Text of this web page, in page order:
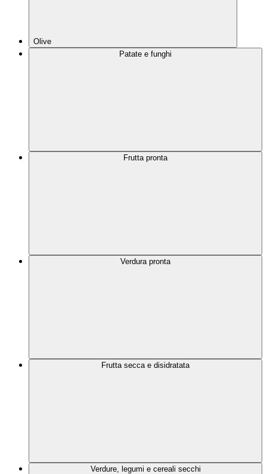
Olive
Patate e funghi
Frutta pronta
Verdura pronta
Frutta secca e disidratata
Verdure, legumi e cereali secchi